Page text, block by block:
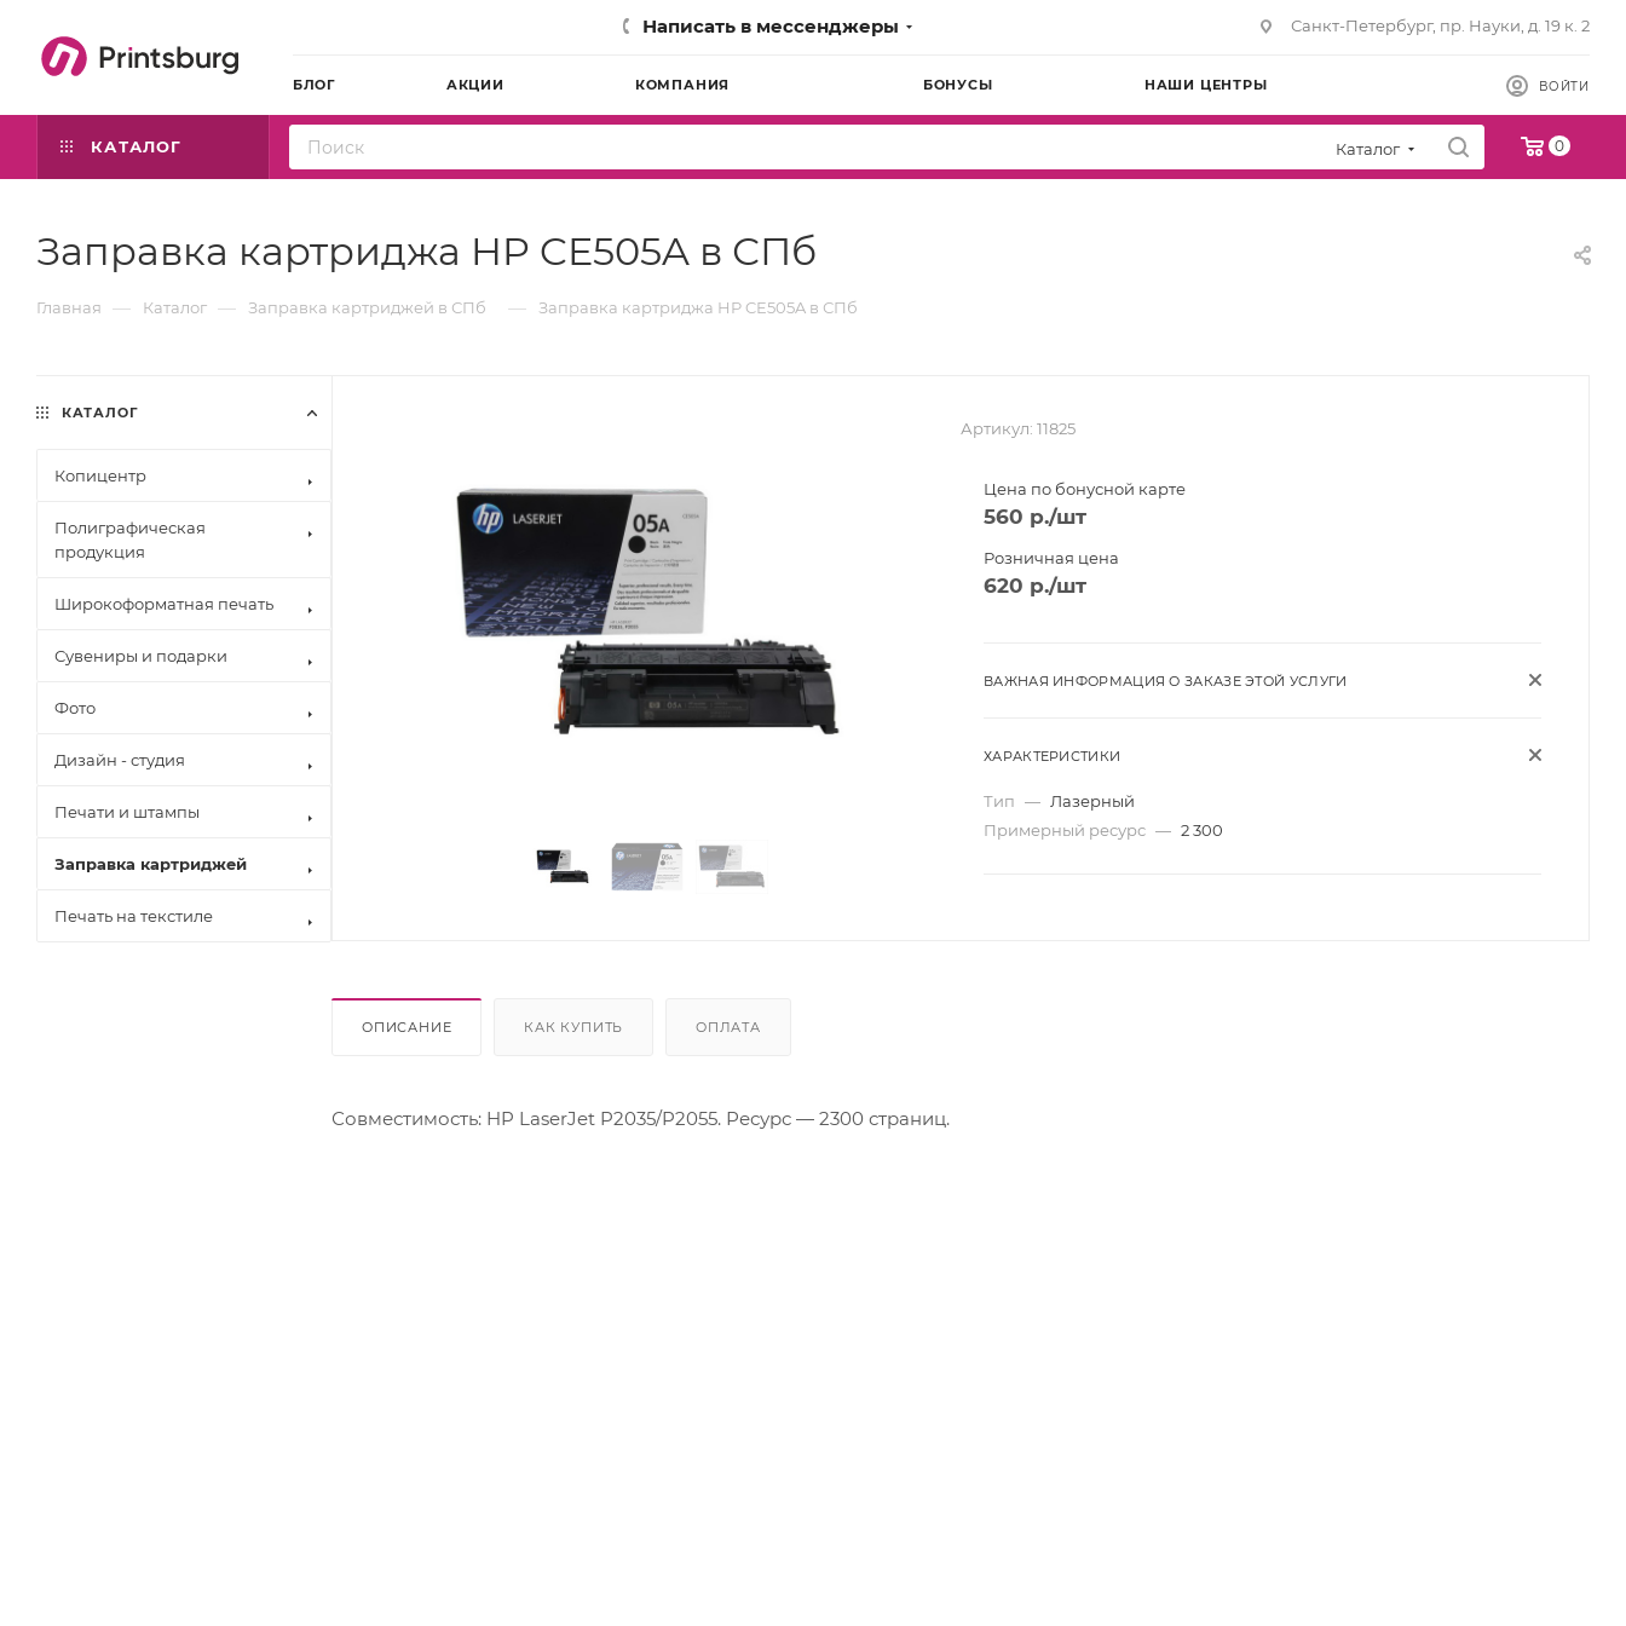
Написать в мессенджеры Санкт-Петербург, пр. Науки, д. 19 к. 2
БЛОГ АКЦИИ КОМПАНИЯ БОНУСЫ НАШИ ЦЕНТРЫ ВОЙТИ
КАТАЛОГ Каталог 0
Заправка картриджа HP CE505A в СПб
Главная — Каталог — Заправка картриджей в СПб — Заправка картриджа HP CE505A в СПб
Артикул: 11825
Цена по бонусной карте
560 р./шт
Розничная цена
620 р./шт
ВАЖНАЯ ИНФОРМАЦИЯ О ЗАКАЗЕ ЭТОЙ УСЛУГИ
ХАРАКТЕРИСТИКИ
Тип — Лазерный
Примерный ресурс — 2 300
ОПИСАНИЕ КАК КУПИТЬ ОПЛАТА
Совместимость: HP LaserJet P2035/P2055. Ресурс — 2300 страниц.
КАТАЛОГ
Копицентр
Полиграфическая
продукция
Широкоформатная печать
Сувениры и подарки
Фото
Дизайн - студия
Печати и штампы
Заправка картриджей
Epson
Hewlett Packard
OKI
Печать на текстиле